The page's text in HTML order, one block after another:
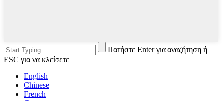
Πατήστε Enter για αναζήτηση ή
ESC για να κλείσετε
English
Chinese
French